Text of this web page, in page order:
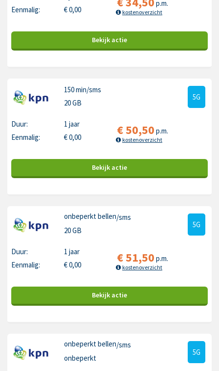
Eenmalig:
€0,00
p.m.
kostenoverzicht
Bekijk actie
150 min/sms
20 GB
5G
Duur:
1 jaar
Eenmalig:
€0,00 €50,50 p.m.
kostenoverzicht
Bekijk actie
onbeperkt bellen/sms
20 GB
5G
Duur:
1 jaar
Eenmalig:
€0,00 €51,50 p.m.
kostenoverzicht
Bekijk actie
onbeperkt bellen/sms
onbeperkt
5G